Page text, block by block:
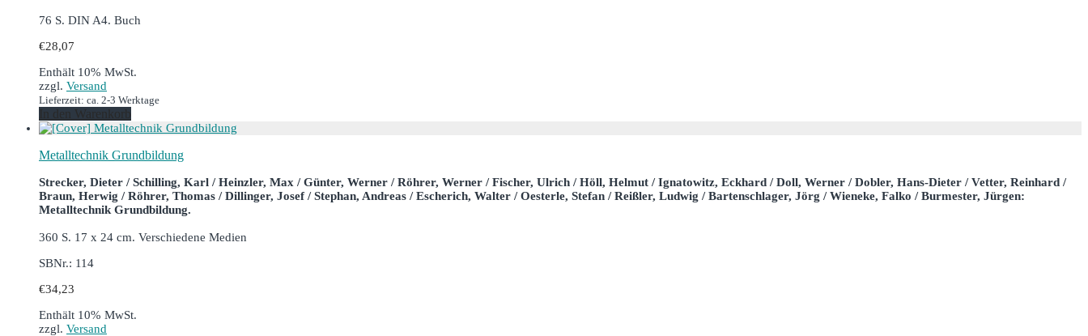
76 S. DIN A4. Buch
€28,07
Enthält 10% MwSt.
zzgl. Versand
Lieferzeit: ca. 2-3 Werktage
In den Warenkorb
Metalltechnik Grundbildung
Strecker, Dieter / Schilling, Karl / Heinzler, Max / Günter, Werner / Röhrer, Werner / Fischer, Ulrich / Höll, Helmut / Ignatowitz, Eckhard / Doll, Werner / Dobler, Hans-Dieter / Vetter, Reinhard /
Braun, Herwig / Röhrer, Thomas / Dillinger, Josef / Stephan, Andreas / Escherich, Walter / Oesterle, Stefan / Reißler, Ludwig / Bartenschlager, Jörg / Wieneke, Falko / Burmester, Jürgen:
Metalltechnik Grundbildung.
360 S. 17 x 24 cm. Verschiedene Medien
SBNr.: 114
€34,23
Enthält 10% MwSt.
zzgl. Versand